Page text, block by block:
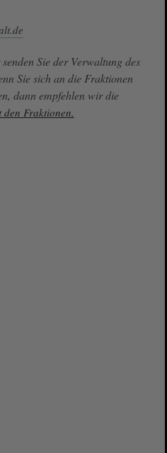
Sie der Verwaltung des
Sie sich an die Fraktionen
dann empfehlen wir die
Fraktionen.